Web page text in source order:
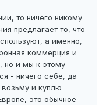
то ничего никому
предлагает то, что
а именно,
коммерция и
но и мы к этому
- ничего себе, да
возьму и куплю
это обычное